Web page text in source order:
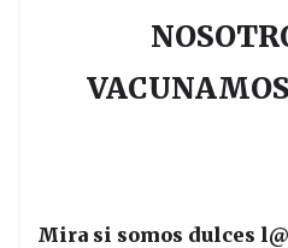
VACUNAMOS
Mira si somos dulces